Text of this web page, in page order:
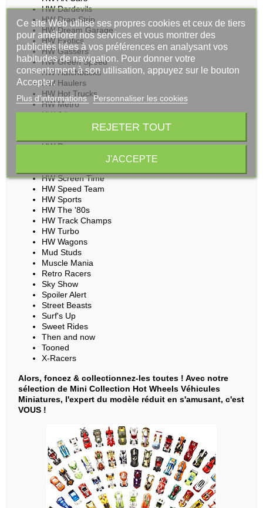
HW Dardevils
HW Drag Strip
HW Dream Garage
HW Exotics
HW Gassers
HW Green Speed
HW Hatchbacks
HW Haulers
HW Hot Trucks
HW Metro
HW J-Imports
HW Rescue
HW Screen Time
HW Speed Team
HW Sports
HW The '80s
HW Track Champs
HW Turbo
HW Wagons
Mud Studs
Muscle Mania
Retro Racers
Sky Show
Spoiler Alert
Street Beasts
Surf's Up
Sweet Rides
Then and now
Tooned
X-Racers
Alors, foncez & collectionnez-les toutes ! Avec notre
sélection de Mini Collection Hot Wheels Véhicules
Miniatures, l'expert du modèle réduit en s'amusant, c'est
VOUS !
Ce site Web utilise ses propres cookies et ceux de tiers
pour améliorer nos services et vous montrer des
publicités liées à vos préférences en analysant vos
habitudes de navigation. Pour donner votre
consentement à son utilisation, appuyez sur le bouton
Accepter.
Plus d'informations Personnaliser les cookies
REJETER TOUT
J'ACCEPTE